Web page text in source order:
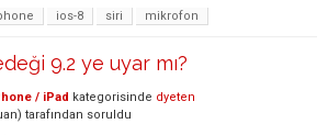
ios-8 siri mikrofon
9.2 ye uyar mı?
/ iPad kategorisinde dyeten
tarafından soruldu